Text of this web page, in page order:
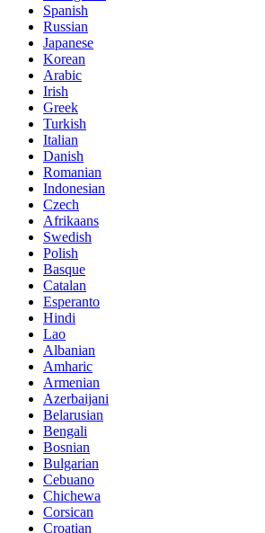
Spanish
Russian
Japanese
Korean
Arabic
Irish
Greek
Turkish
Italian
Danish
Romanian
Indonesian
Czech
Afrikaans
Swedish
Polish
Basque
Catalan
Esperanto
Hindi
Lao
Albanian
Amharic
Armenian
Azerbaijani
Belarusian
Bengali
Bosnian
Bulgarian
Cebuano
Chichewa
Corsican
Croatian